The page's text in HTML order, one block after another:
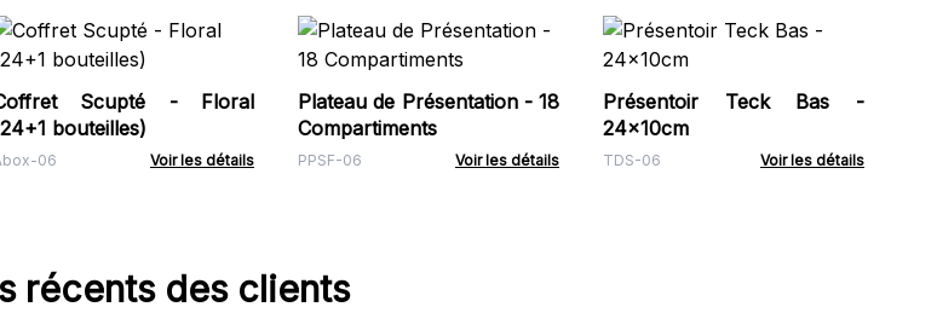
Scupté - Floral
bouteilles)
06 Voir les détails
Plateau de Présentation - 18
Compartiments
PPSF-06 Voir les détails
Présentoir Teck Bas -
24x10cm
TDS-06 Voir les détails
récents des clients